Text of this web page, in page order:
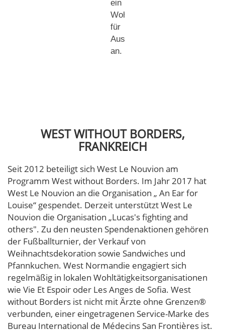
ein
Wohnhilfeprogramm
für
Auszubildende
an.
WEST WITHOUT BORDERS,
FRANKREICH
Seit 2012 beteiligt sich West Le Nouvion am
Programm West without Borders. Im Jahr 2017 hat
West Le Nouvion an die Organisation „ An Ear for
Louise“ gespendet. Derzeit unterstützt West Le
Nouvion die Organisation „Lucas's fighting and
others". Zu den neusten Spendenaktionen gehören
der Fußballturnier, der Verkauf von
Weihnachtsdekoration sowie Sandwiches und
Pfannkuchen. West Normandie engagiert sich
regelmäßig in lokalen Wohltätigkeitsorganisationen
wie Vie Et Espoir oder Les Anges de Sofia. West
without Borders ist nicht mit Ärzte ohne Grenzen®
verbunden, einer eingetragenen Service-Marke des
Bureau International de Médecins San Frontières ist.